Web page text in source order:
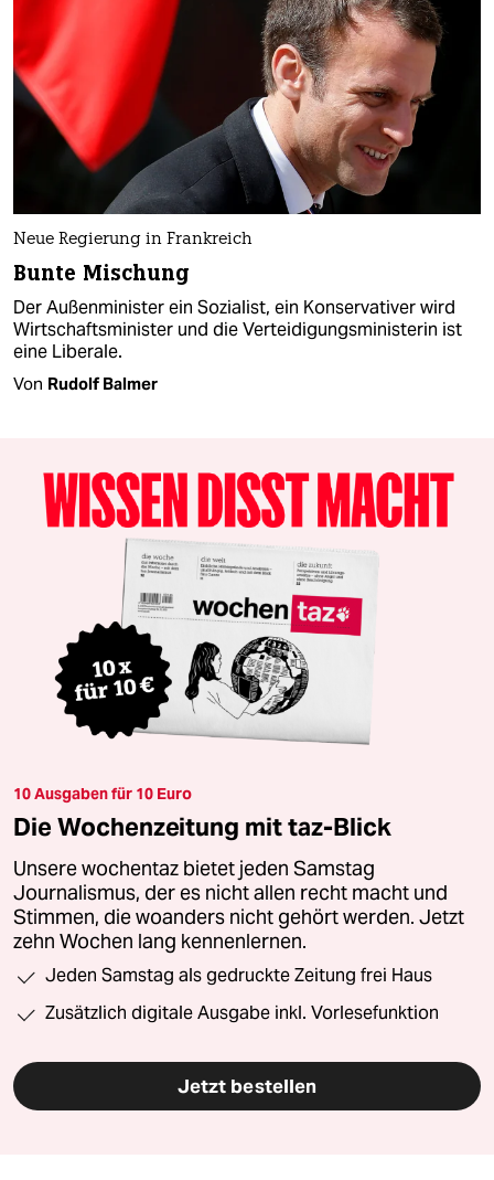
Neue Regierung in Frankreich
Bunte Mischung
Der Außenminister ein Sozialist, ein Konservativer wird
Wirtschaftsminister und die Verteidigungsministerin ist
eine Liberale.
Von Rudolf Balmer
10 Ausgaben für 10 Euro
Die Wochenzeitung mit taz-Blick
Unsere wochentaz bietet jeden Samstag
Journalismus, der es nicht allen recht macht und
Stimmen, die woanders nicht gehört werden. Jetzt
zehn Wochen lang kennenlernen.
Jeden Samstag als gedruckte Zeitung frei Haus
Zusätzlich digitale Ausgabe inkl. Vorlesefunktion
Jetzt bestellen